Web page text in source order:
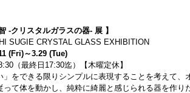
-クリスタルガラスの器- 展 】
SUGIE CRYSTAL GLASS EXHIBITION
(Fri)～3.29 (Tue)
（最終日17:30迄）【木曜定休】
」をできる限りシンプルに表現することを考えて
って体を動かし、純粋に綺麗と感じられる器を作